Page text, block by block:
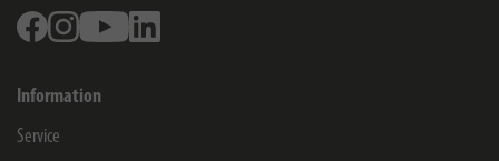
FacebookInstagramYoutube
Information
Service